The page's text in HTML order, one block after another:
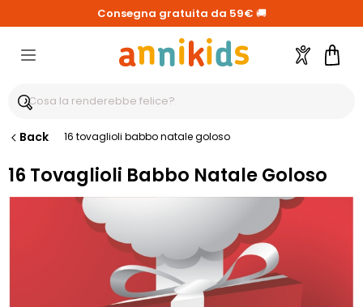
Consegna gratuita da 59€ 🚚
Account
Back 16 tovaglioli babbo natale goloso
16 Tovaglioli Babbo Natale Goloso